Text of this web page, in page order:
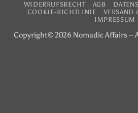
WIDERRUFSRECHT AGB
COOKIE-RICHTLINIE
VERSAND
IMPRESSUM
Copyright© 2026 Nomadic Affairs –